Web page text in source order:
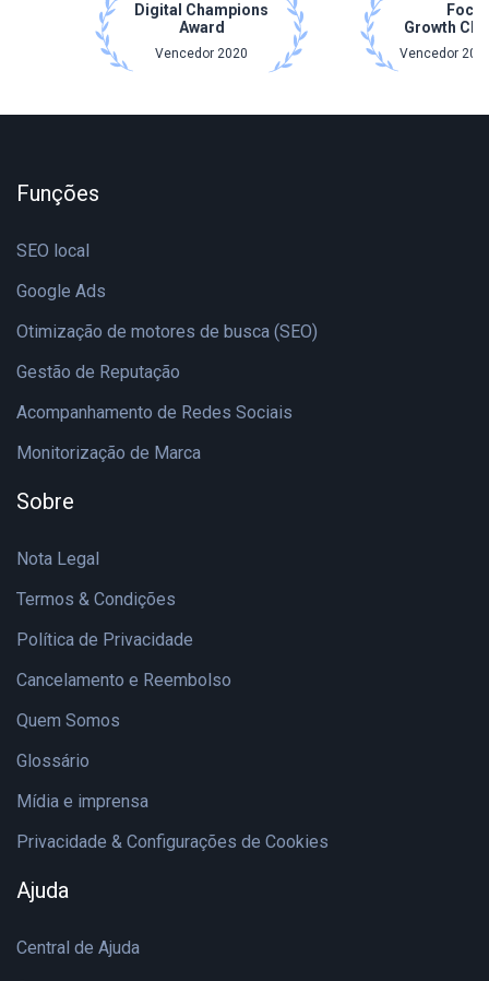
Digital Champions
Award
Vencedor 2020
Growth
Vencedor
Funções
SEO local
Google Ads
Otimização de motores de busca (SEO)
Gestão de Reputação
Acompanhamento de Redes Sociais
Monitorização de Marca
Sobre
Nota Legal
Termos & Condições
Política de Privacidade
Cancelamento e Reembolso
Quem Somos
Glossário
Mídia e imprensa
Privacidade & Configurações de Cookies
Ajuda
Central de Ajuda